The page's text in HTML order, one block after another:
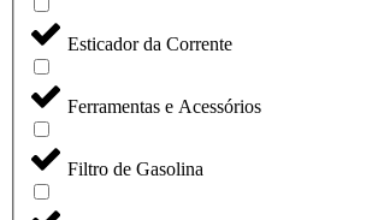
Esticador da Corrente
Ferramentas e Acessórios
Filtro de Gasolina